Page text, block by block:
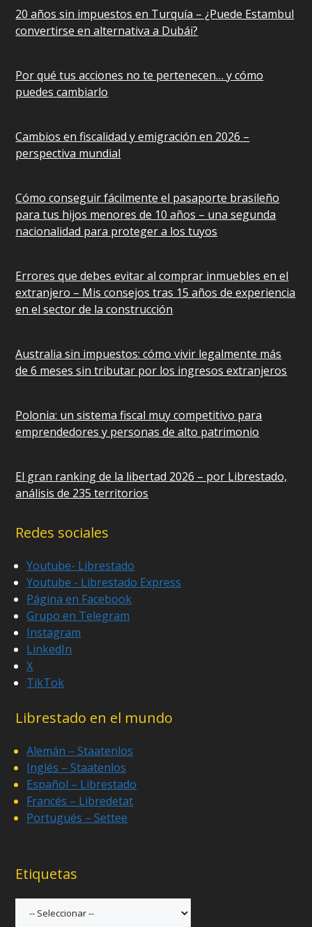
20 años sin impuestos en Turquía – ¿Puede Estambul
convertirse en alternativa a Dubái?
Por qué tus acciones no te pertenecen… y cómo
puedes cambiarlo
Cambios en fiscalidad y emigración en 2026 –
perspectiva mundial
Cómo conseguir fácilmente el pasaporte brasileño
para tus hijos menores de 10 años – una segunda
nacionalidad para proteger a los tuyos
Errores que debes evitar al comprar inmuebles en el
extranjero – Mis consejos tras 15 años de experiencia
en el sector de la construcción
Australia sin impuestos: cómo vivir legalmente más
de 6 meses sin tributar por los ingresos extranjeros
Polonia: un sistema fiscal muy competitivo para
emprendedores y personas de alto patrimonio
El gran ranking de la libertad 2026 – por Librestado,
análisis de 235 territorios
Redes sociales
Youtube- Librestado
Youtube - Librestado Express
Página en Facebook
Grupo en Telegram
Instagram
LinkedIn
X
TikTok
Librestado en el mundo
Alemán – Staatenlos
Inglés – Staatenlos
Español – Librestado
Francés – Libredetat
Portugués – Settee
Etiquetas